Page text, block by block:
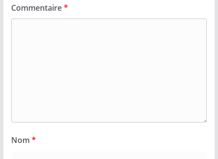
Commentaire*
Nom *